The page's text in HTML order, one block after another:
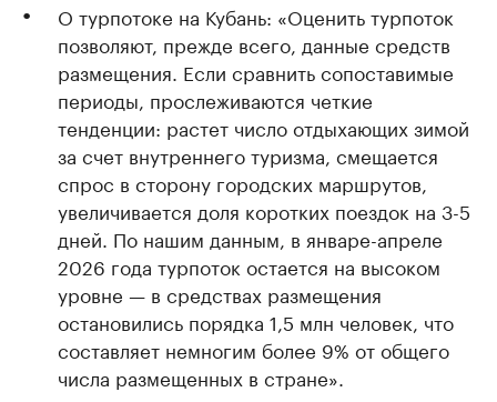
О турпотоке на Кубань: «Оценить турпоток
позволяют, прежде всего, данные средств
размещения. Если сравнить сопоставимые
периоды, прослеживаются четкие
тенденции: растет число отдыхающих зимой
за счет внутреннего туризма, смещается
спрос в сторону городских маршрутов,
увеличивается доля коротких поездок на 3-5
дней. По нашим данным, в январе-апреле
2026 года турпоток остается на высоком
уровне — в средствах размещения
остановились порядка 1,5 млн человек, что
составляет немногим более 9% от общего
числа размещенных в стране».